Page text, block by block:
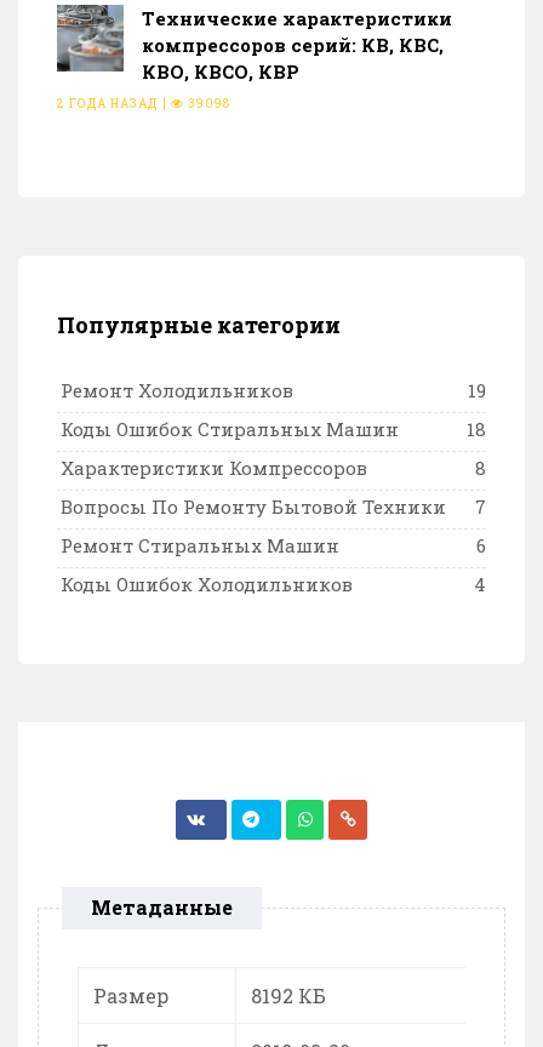
Тeхнические характеристики
компрессоров серий: КВ, КВС,
КВО, КВСО, КВР
2 ГОДА НАЗАД | 39098
Популярные категории
Ремонт Холодильников
19
Коды Ошибок Стиральных Машин
18
Характеристики Компрессоров
8
Вопросы По Ремонту Бытовой Техники
7
Ремонт Стиральных Машин
6
Коды Ошибок Холодильников
4
Метаданные
Размер 8192 КБ